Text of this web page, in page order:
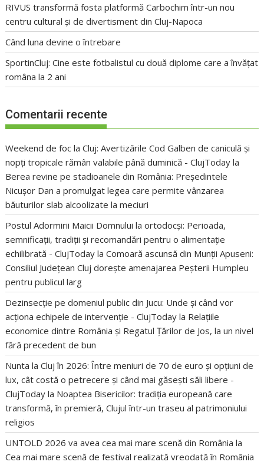
RIVUS transformă fosta platformă Carbochim într-un nou
centru cultural și de divertisment din Cluj-Napoca
Când luna devine o întrebare
SportinCluj: Cine este fotbalistul cu două diplome care a învățat
româna la 2 ani
Comentarii recente
Weekend de foc la Cluj: Avertizările Cod Galben de caniculă și
nopți tropicale rămân valabile până duminică - ClujToday la
Berea revine pe stadioanele din România: Președintele
Nicușor Dan a promulgat legea care permite vânzarea
băuturilor slab alcoolizate la meciuri
Postul Adormirii Maicii Domnului la ortodocși: Perioada,
semnificații, tradiții și recomandări pentru o alimentație
echilibrată - ClujToday laComoară ascunsă din Munții Apuseni:
Consiliul Județean Cluj dorește amenajarea Peșterii Humpleu
pentru publicul larg
Dezinsecție pe domeniul public din Jucu: Unde și când vor
acționa echipele de intervenție - ClujToday la Relațiile
economice dintre România și Regatul Țărilor de Jos, la un nivel
fără precedent de bun
Nunta la Cluj în 2026: Între meniuri de 70 de euro și opțiuni de
lux, cât costă o petrecere și când mai găsești săli libere -
ClujToday la Noaptea Bisericilor: tradiția europeană care
transformă, în premieră, Clujul într-un traseu al patrimoniului
religios
UNTOLD 2026 va avea cea mai mare scenă din România la
Cea mai mare scenă de festival realizată vreodată în România